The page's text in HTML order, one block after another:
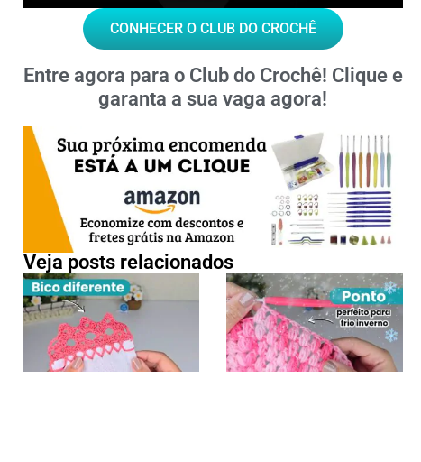
CONHECER O CLUB DO CROCHÊ
Entre agora para o Club do Crochê! Clique e
garanta a sua vaga agora!
Veja posts relacionados